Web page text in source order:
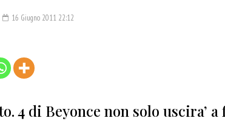
16 Giugno 2011 22:12
4 di Beyonce non solo uscira’